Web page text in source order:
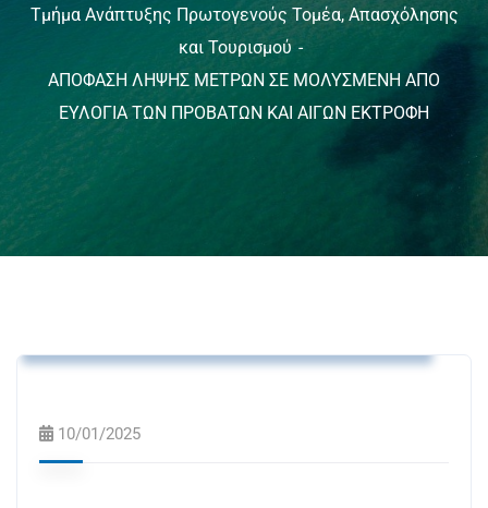
Τμήμα Ανάπτυξης Πρωτογενούς Τομέα, Απασχόλησης
και Τουρισμού
ΑΠΟΦΑΣΗ ΛΗΨΗΣ ΜΕΤΡΩΝ ΣΕ ΜΟΛΥΣΜΕΝΗ ΑΠΟ
ΕΥΛΟΓΙΑ ΤΩΝ ΠΡΟΒΑΤΩΝ ΚΑΙ ΑΙΓΩΝ ΕΚΤΡΟΦΗ
10/01/2025